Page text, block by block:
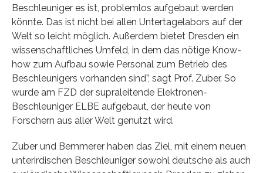
Beschleuniger es ist, problemlos aufgebaut werden
könnte. Das ist nicht bei allen Untertagelabors auf der
Welt so leicht möglich. Außerdem bietet Dresden ein
wissenschaftliches Umfeld, in dem das nötige Know-
how zum Aufbau sowie Personal zum Betrieb des
Beschleunigers vorhanden sind”, sagt Prof. Zuber. So
wurde am FZD der supraleitende Elektronen-
Beschleuniger ELBE aufgebaut, der heute von
Forschern aus aller Welt genutzt wird.
Zuber und Bemmerer haben das Ziel, mit einem neuen
unterirdischen Beschleuniger sowohl deutsche als auch